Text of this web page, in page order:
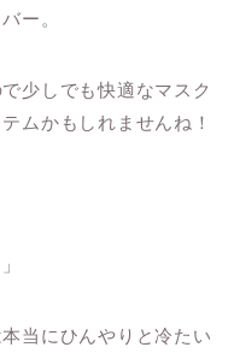
ー。
少しでも快適なマスク
ムかもしれませんね！
当にひんやりと冷たい